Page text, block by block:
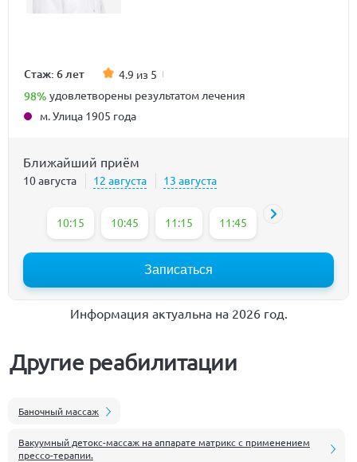
Стаж: 6 лет 4.9 из 5
98% удовлетворены результатом лечения
м. Улица 1905 года
Ближайший приём
10 августа 12 августа 13 августа
10:15 10:45 11:15 11:45 14:30
Записаться
Информация актуальна на 2026 год.
Другие реабилитации
Баночный массаж
Вакуумный детокс-массаж на аппарате матрикс с применением
прессо-терапии.